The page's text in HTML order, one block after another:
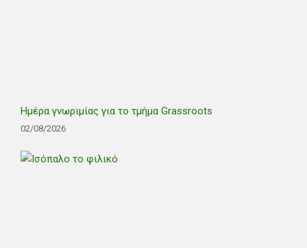
Ημέρα γνωριμίας για το τμήμα Grassroots
02/08/2026